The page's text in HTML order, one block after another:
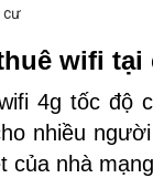
wifi tại
4g tốc độ
nhiều
của nhà